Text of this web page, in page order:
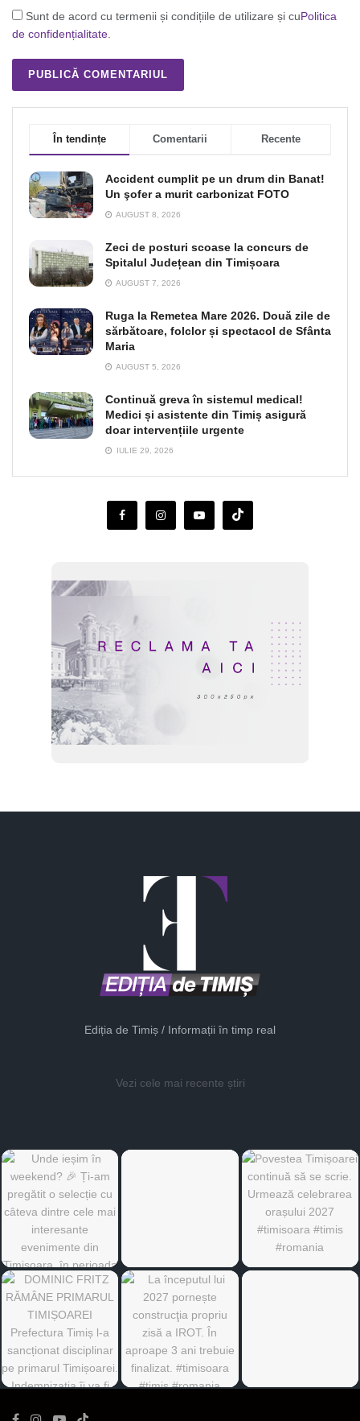
Sunt de acord cu termenii și condițiile de utilizare și cuPolitica
de confidențialitate.
În tendințe Comentarii Recente
Accident cumplit pe un drum din Banat!
Un şofer a murit carbonizat FOTO
AUGUST 8, 2026
Zeci de posturi scoase la concurs de
Spitalul Județean din Timișoara
AUGUST 7, 2026
Ruga la Remetea Mare 2026. Două zile de
sărbătoare, folclor și spectacol de Sfânta
Maria
AUGUST 5, 2026
Continuă greva în sistemul medical!
Medici și asistente din Timiș asigură
doar intervențiile urgente
IULIE 29, 2026
Ediția de Timiș / Informații în timp real
Vezi cele mai recente știri